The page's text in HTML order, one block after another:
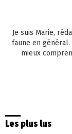
Je suis Marie,
faune en
mieux
Les plus lus